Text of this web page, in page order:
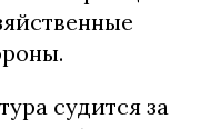
судится за